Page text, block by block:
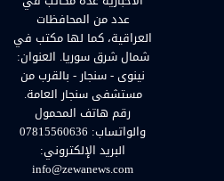
عدد من المحافظات
العراقية، كما لها مكتب في
شمال شرق سوريا. العنوان:
نينوى - سنجار - بالقرب من
مستشفى سنجار العامة.
رقم هاتف المحمول
والواتساب: 07815560636
البريد الإلكتروني:
info@zewanews.com